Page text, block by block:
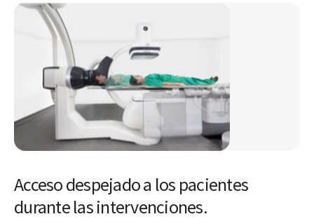
Acceso despejado a los pacientes
durante las intervenciones.